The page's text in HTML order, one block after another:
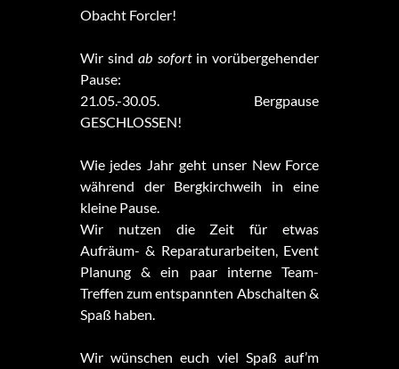
Obacht Forcler!
Wir sindab sofortin vorübergehender
Pause:
21.05.-30.05. Bergpause
GESCHLOSSEN!
Wie jedes Jahr geht unser New Force
während der Bergkirchweih in eine
kleine Pause.
Wir nutzen die Zeit für etwas
Aufräum- & Reparaturarbeiten, Event
Planung & ein paar interne Team-
Treffen zum entspannten Abschalten &
Spaß haben.
Wir wünschen euch viel Spaß auf’m